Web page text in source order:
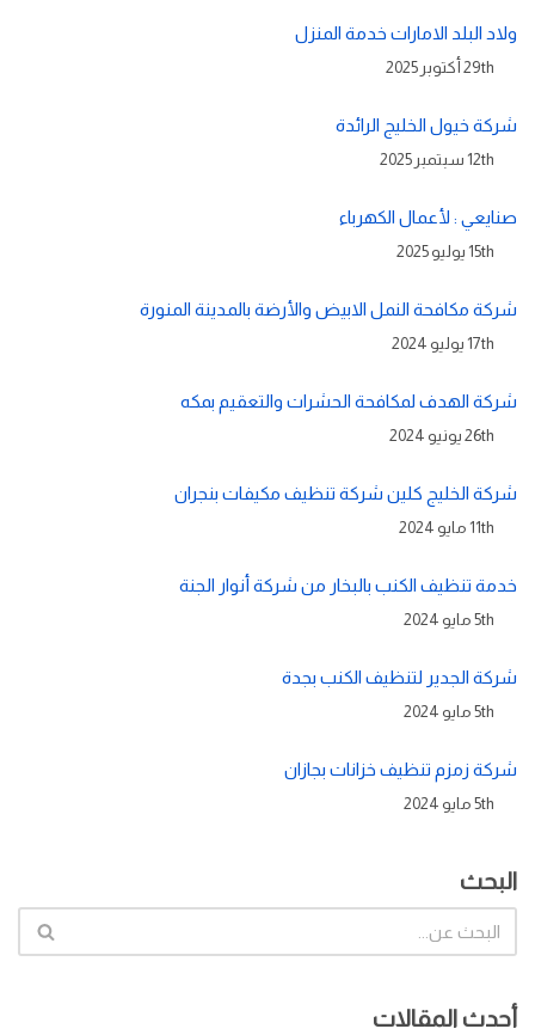
ولاد البلد الامارات خدمة المنزل
29th أكتوبر 2025
شركة خيول الخليج الرائدة
12th سبتمبر 2025
صنايعي : لأعمال الكهرباء
15th يوليو 2025
شركة مكافحة النمل الابيض والأرضة بالمدينة المنورة
17th يوليو 2024
شركة الهدف لمكافحة الحشرات والتعقيم بمكه
26th يونيو 2024
شركة الخليج كلين شركة تنظيف مكيفات بنجران
11th مايو 2024
خدمة تنظيف الكنب بالبخار من شركة أنوار الجنة
5th مايو 2024
شركة الجدير لتنظيف الكنب بجدة
5th مايو 2024
شركة زمزم تنظيف خزانات بجازان
5th مايو 2024
البحث
أحدث المقالات